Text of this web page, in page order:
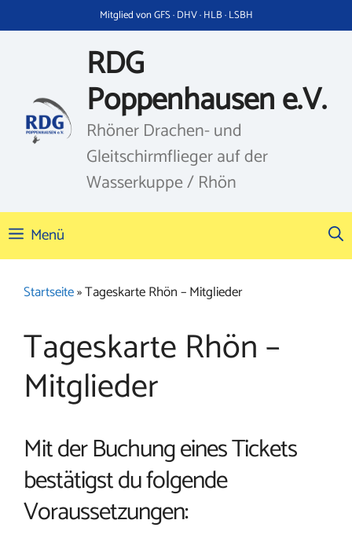
Inhalt
Mitglied von GFS · DHV · HLB · LSBH
RDG
Poppenhausen e.V.
Rhöner Drachen- und
Gleitschirmflieger auf der
Wasserkuppe / Rhön
Menü
Startseite»Tageskarte Rhön – Mitglieder
Tageskarte Rhön –
Mitglieder
Mit der Buchung eines Tickets
bestätigst du folgende
Voraussetzungen: